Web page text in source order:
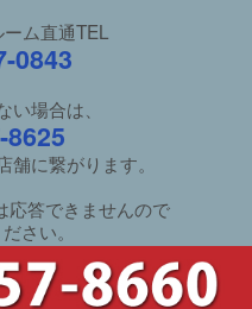
ム直通TEL
0843
場合は、
8625
に繋がります。
応答できませんので
さい。
良くあるご質問